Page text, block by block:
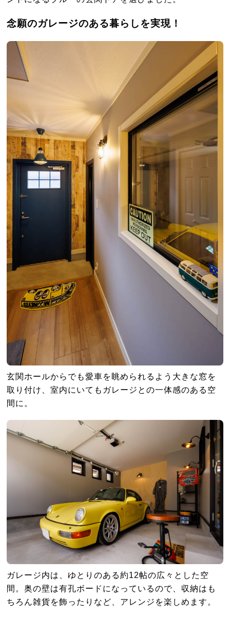
念願のガレージのある暮らしを実現！
玄関ホールからでも愛車を眺められるよう大きな窓を
取り付け、室内にいてもガレージとの一体感のある空
間に。
ガレージ内は、ゆとりのある約12帖の広々とした空
間。奥の壁は有孔ボードになっているので、収納はも
ちろん雑貨を飾ったりなど、アレンジを楽しめます。